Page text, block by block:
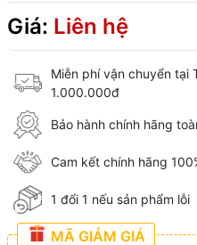
Giá: Liên hệ
Miễn phí vận chuyển tại
1.000.000đ
Bảo hành chính hãng
Cam kết chính hãng
1 đổi 1 nếu sản phẩm lỗi
MÃ GIẢM GIÁ